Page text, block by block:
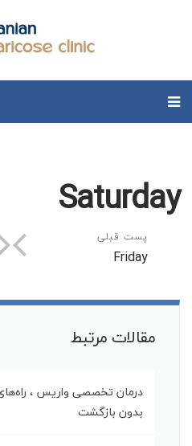
Saturday
پست قبلی
Friday
مقالات مرتبط
درمان تخصصی واریس ،
بدون بازگشت